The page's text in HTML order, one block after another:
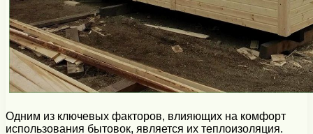
Одним из ключевых факторов, влияющих на комфорт
использования бытовок, является их теплоизоляция.